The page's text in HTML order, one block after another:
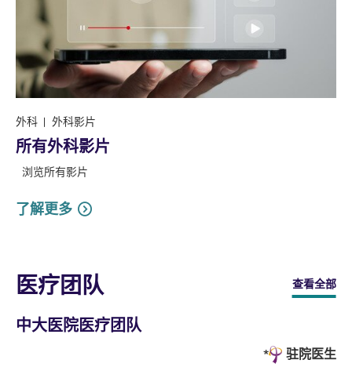
外科 外科影片
所有外科影片
浏览所有影片
了解更多
医疗团队 查看全部
中大医院医疗团队
驻院医生